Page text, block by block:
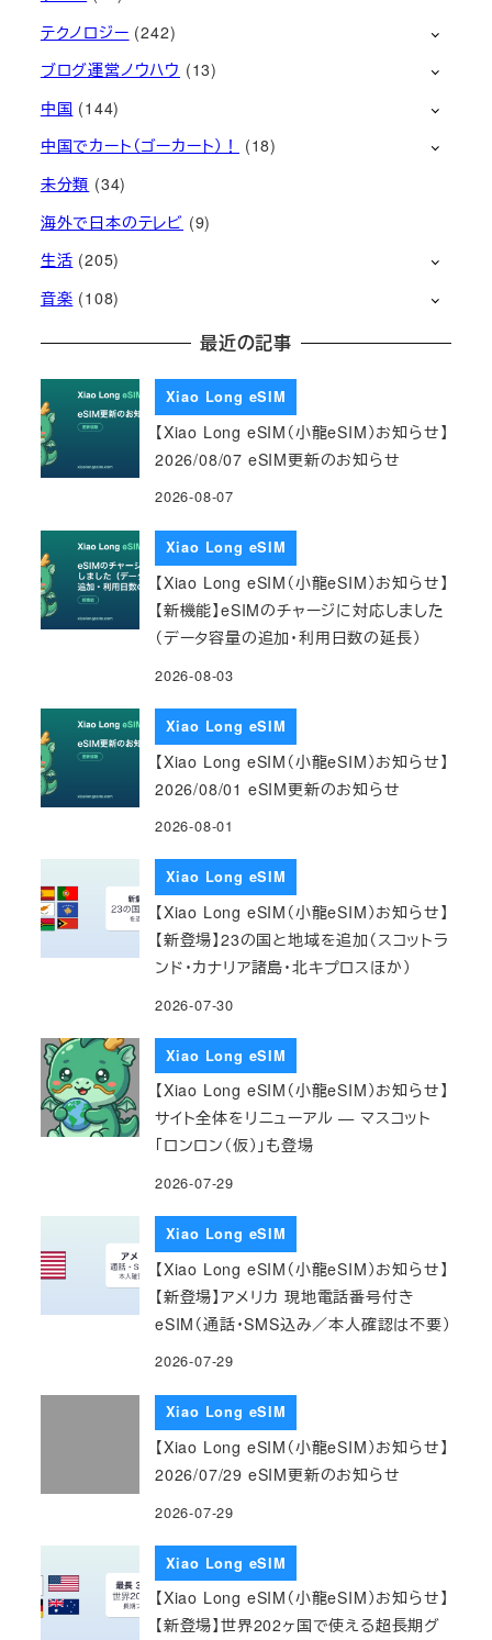
テクノロジー (242)
ブログ運営ノウハウ (13)
中国 (144)
中国でカート（ゴーカート）！
(18)
未分類 (34)
海外で日本のテレビ (9)
生活 (205)
音楽 (108)
最近の記事
Xiao Long eSIM
【Xiao Long eSIM（小龍eSIM）お知らせ】
2026/08/07 eSIM更新のお知らせ
2026-08-07
Xiao Long eSIM
【Xiao Long eSIM（小龍eSIM）お知らせ】
【新機能】eSIMのチャージに対応しました
（データ容量の追加・利用日数の延長）
2026-08-03
Xiao Long eSIM
【Xiao Long eSIM（小龍eSIM）お知らせ】
2026/08/01 eSIM更新のお知らせ
2026-08-01
Xiao Long eSIM
【Xiao Long eSIM（小龍eSIM）お知らせ】
【新登場】23の国と地域を追加（スコットラ
ンド・カナリア諸島・北キプロスほか）
2026-07-30
Xiao Long eSIM
【Xiao Long eSIM（小龍eSIM）お知らせ】
サイト全体をリニューアル — マスコット
「ロンロン（仮）」も登場
2026-07-29
Xiao Long eSIM
【Xiao Long eSIM（小龍eSIM）お知らせ】
【新登場】アメリカ 現地電話番号付き
eSIM（通話・SMS込み／本人確認は不要）
2026-07-29
Xiao Long eSIM
【Xiao Long eSIM（小龍eSIM）お知らせ】
2026/07/29 eSIM更新のお知らせ
2026-07-29
Xiao Long eSIM
【Xiao Long eSIM（小龍eSIM）お知らせ】
【新登場】世界202ヶ国で使える超長期グ